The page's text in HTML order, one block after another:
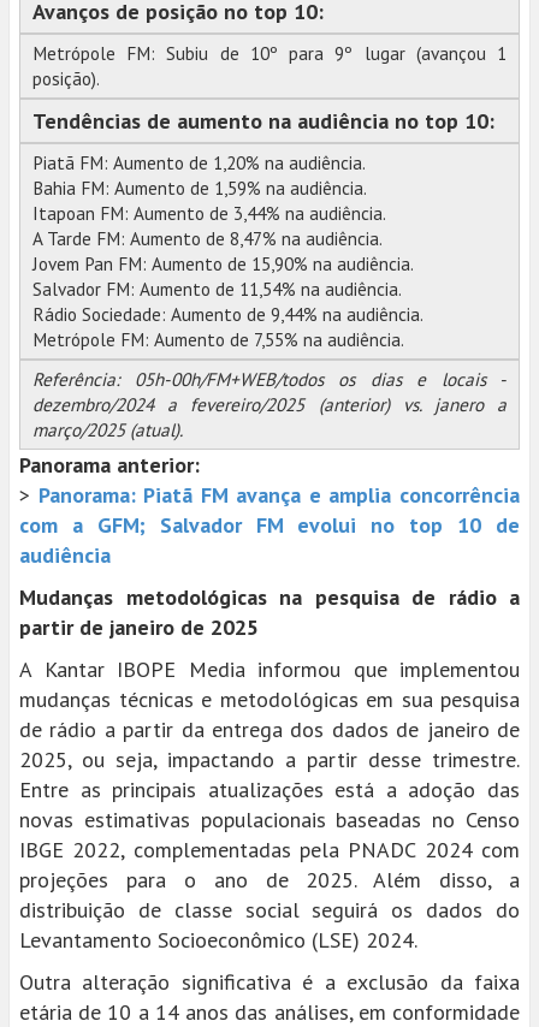
Avanços de posição no top 10:
Metrópole FM: Subiu de 10º para 9º lugar (avançou 1
posição).
Tendências de aumento na audiência no top 10:
Piatã FM: Aumento de 1,20% na audiência.
Bahia FM: Aumento de 1,59% na audiência.
Itapoan FM: Aumento de 3,44% na audiência.
A Tarde FM: Aumento de 8,47% na audiência.
Jovem Pan FM: Aumento de 15,90% na audiência.
Salvador FM: Aumento de 11,54% na audiência.
Rádio Sociedade: Aumento de 9,44% na audiência.
Metrópole FM: Aumento de 7,55% na audiência.
Referência: 05h-00h/FM+WEB/todos os dias e locais -
dezembro/2024 a fevereiro/2025 (anterior) vs. janero a
março/2025 (atual).
Panorama anterior:
> Panorama: Piatã FM avança e amplia concorrência
com a GFM; Salvador FM evolui no top 10 de
audiência
Mudanças metodológicas na pesquisa de rádio a
partir de janeiro de 2025
A Kantar IBOPE Media informou que implementou
mudanças técnicas e metodológicas em sua pesquisa
de rádio a partir da entrega dos dados de janeiro de
2025, ou seja, impactando a partir desse trimestre.
Entre as principais atualizações está a adoção das
novas estimativas populacionais baseadas no Censo
IBGE 2022, complementadas pela PNADC 2024 com
projeções para o ano de 2025. Além disso, a
distribuição de classe social seguirá os dados do
Levantamento Socioeconômico (LSE) 2024.
Outra alteração significativa é a exclusão da faixa
etária de 10 a 14 anos das análises, em conformidade